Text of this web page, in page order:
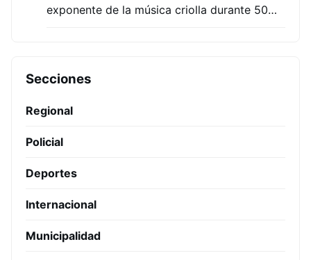
exponente de la música criolla durante 50…
Secciones
Regional
Policial
Deportes
Internacional
Municipalidad